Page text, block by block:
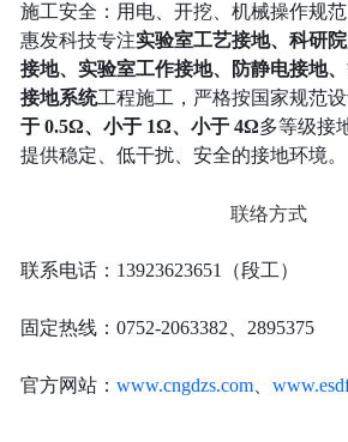
施工安全：用电、开挖、机械操作规范
惠发科技专注实验室工艺接地、科研
接地、实验室工作接地、防静电接地
接地系统工程施工，严格按国家规范
于 0.5Ω、小于 1Ω、小于 4Ω多等级接
提供稳定、低干扰、安全的接地环境。
联络方式
联系电话：13923623651（段工）
固定热线：0752-2063382、2895375
官方网站： www.cngdzs.com、